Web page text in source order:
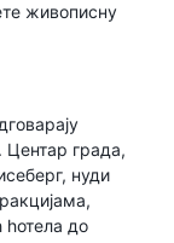
живописну
Центар града,
нуди
до